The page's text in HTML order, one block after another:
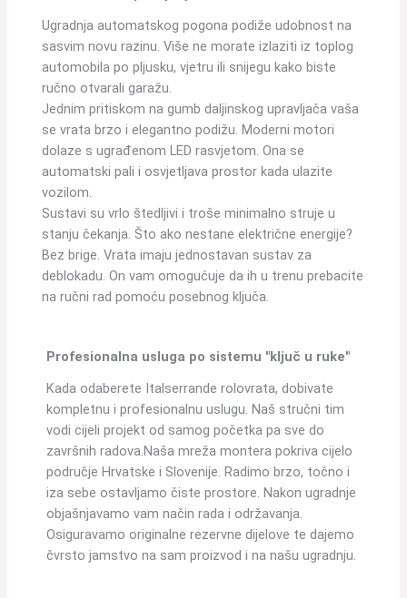
Ugradnja automatskog pogona podiže udobnost na
sasvim novu razinu. Više ne morate izlaziti iz toplog
automobila po pljusku, vjetru ili snijegu kako biste
ručno otvarali garažu.
Jednim pritiskom na gumb daljinskog upravljača vaša
se vrata brzo i elegantno podižu. Moderni motori
dolaze s ugrađenom LED rasvjetom. Ona se
automatski pali i osvjetljava prostor kada ulazite
vozilom.
Sustavi su vrlo štedljivi i troše minimalno struje u
stanju čekanja. Što ako nestane električne energije?
Bez brige. Vrata imaju jednostavan sustav za
deblokadu. On vam omogućuje da ih u trenu prebacite
na ručni rad pomoću posebnog ključa.
Profesionalna usluga po sistemu "ključ u ruke"
Kada odaberete Italserrande rolovrata, dobivate
kompletnu i profesionalnu uslugu. Naš stručni tim
vodi cijeli projekt od samog početka pa sve do
završnih radova.Naša mreža montera pokriva cijelo
područje Hrvatske i Slovenije. Radimo brzo, točno i
iza sebe ostavljamo čiste prostore. Nakon ugradnje
objašnjavamo vam način rada i održavanja.
Osiguravamo originalne rezervne dijelove te dajemo
čvrsto jamstvo na sam proizvod i na našu ugradnju.